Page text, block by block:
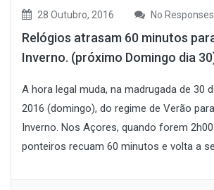
28 Outubro, 2016 No Responses
Relógios atrasam 60 minutos
Inverno. (próximo Domingo dia
A hora legal muda, na madrugada de 30
2016 (domingo), do regime de Verão
Inverno. Nos Açores, quando forem
ponteiros recuam 60 minutos e volta a